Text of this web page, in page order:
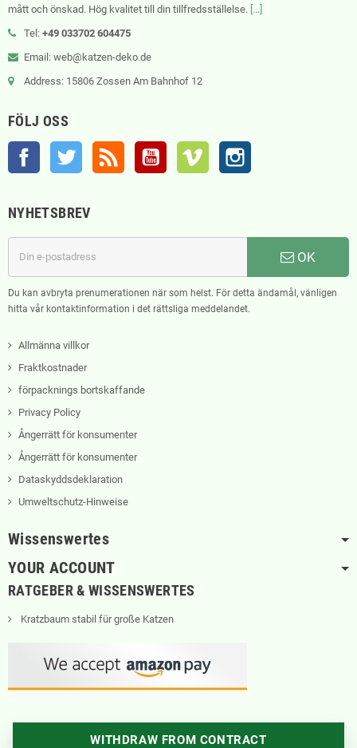
mått och önskad. Hög kvalitet till din tillfredsställelse. [...]
Tel: +49 033702 604475
Email: web@katzen-deko.de
Address: 15806 Zossen Am Bahnhof 12
FÖLJ OSS
Facebook Twitter RSS YouTube Vimeo
NYHETSBREV
OK
Du kan avbryta prenumerationen när som helst. För detta ändamål, vänligen
hitta vår kontaktinformation i det rättsliga meddelandet.
Allmänna villkor
Fraktkostnader
förpacknings bortskaffande
Privacy Policy
Ångerrätt för konsumenter
Ångerrätt för konsumenter
Dataskyddsdeklaration
Umweltschutz-Hinweise
Wissenswertes
YOUR ACCOUNT
RATGEBER & WISSENSWERTES
Kratzbaum stabil für große Katzen
WITHDRAW FROM CONTRACT